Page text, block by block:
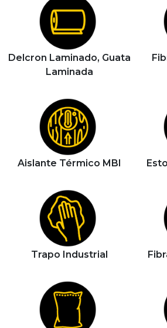
Delcron Laminado, Guata
Laminada
Aislante Térmico MBI
Trapo Industrial